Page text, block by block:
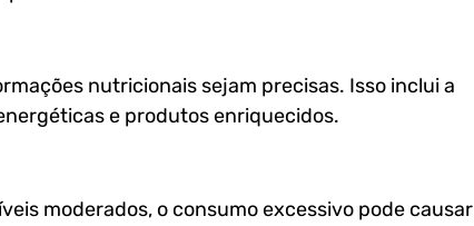
nutricionais sejam precisas. Isso inclui a
e produtos enriquecidos.
moderados, o consumo excessivo pode causar